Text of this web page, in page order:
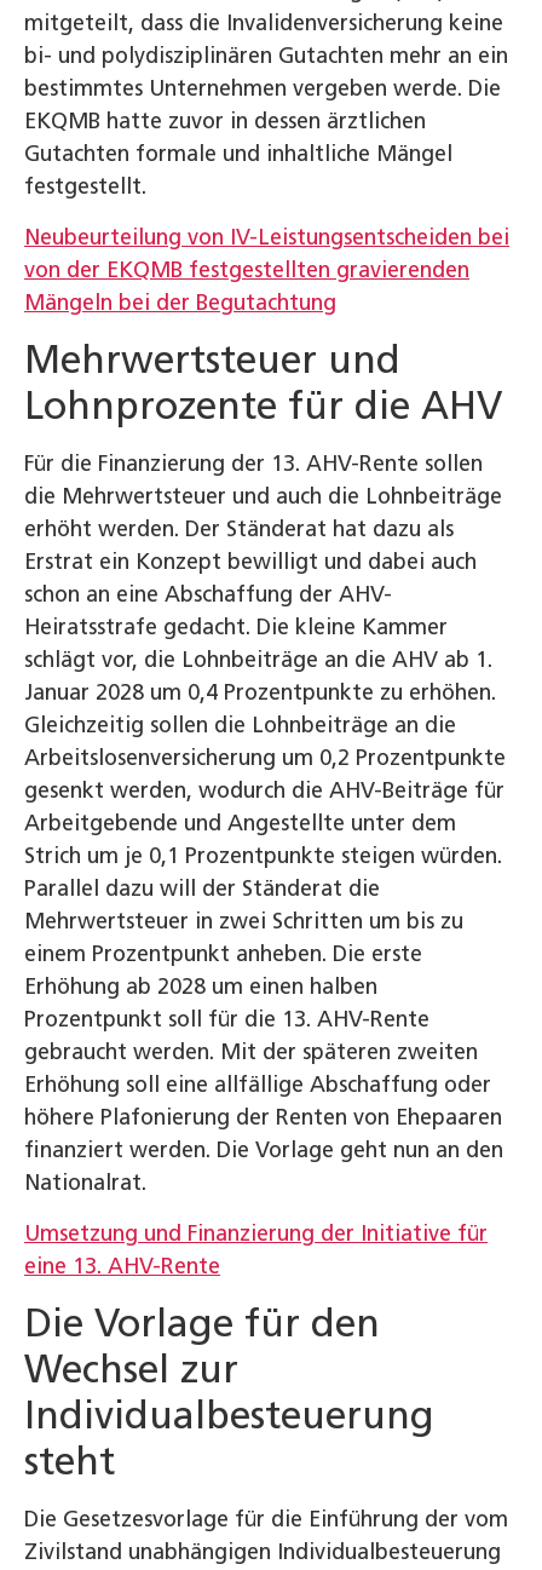
mitgeteilt, dass die Invalidenversicherung keine
bi- und polydisziplinären Gutachten mehr an ein
bestimmtes Unternehmen vergeben werde. Die
EKQMB hatte zuvor in dessen ärztlichen
Gutachten formale und inhaltliche Mängel
festgestellt.
Neubeurteilung von IV-Leistungsentscheiden bei
von der EKQMB festgestellten gravierenden
Mängeln bei der Begutachtung
Mehrwertsteuer und
Lohnprozente für die AHV
Für die Finanzierung der 13. AHV-Rente sollen
die Mehrwertsteuer und auch die Lohnbeiträge
erhöht werden. Der Ständerat hat dazu als
Erstrat ein Konzept bewilligt und dabei auch
schon an eine Abschaffung der AHV-
Heiratsstrafe gedacht. Die kleine Kammer
schlägt vor, die Lohnbeiträge an die AHV ab 1.
Januar 2028 um 0,4 Prozentpunkte zu erhöhen.
Gleichzeitig sollen die Lohnbeiträge an die
Arbeitslosenversicherung um 0,2 Prozentpunkte
gesenkt werden, wodurch die AHV-Beiträge für
Arbeitgebende und Angestellte unter dem
Strich um je 0,1 Prozentpunkte steigen würden.
Parallel dazu will der Ständerat die
Mehrwertsteuer in zwei Schritten um bis zu
einem Prozentpunkt anheben. Die erste
Erhöhung ab 2028 um einen halben
Prozentpunkt soll für die 13. AHV-Rente
gebraucht werden. Mit der späteren zweiten
Erhöhung soll eine allfällige Abschaffung oder
höhere Plafonierung der Renten von Ehepaaren
finanziert werden. Die Vorlage geht nun an den
Nationalrat.
Umsetzung und Finanzierung der Initiative für
eine 13. AHV-Rente
Die Vorlage für den
Wechsel zur
Individualbesteuerung
steht
Die Gesetzesvorlage für die Einführung der vom
Zivilstand unabhängigen Individualbesteuerung